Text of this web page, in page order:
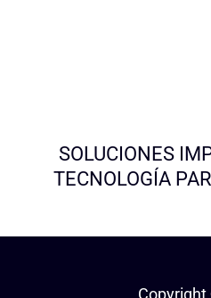
SOLUCIONES
TECNOLOGÍA